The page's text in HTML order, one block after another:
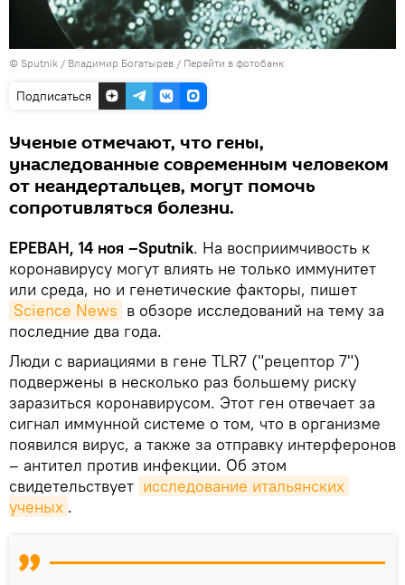
© Sputnik / Владимир Богатырев / Перейти в фотобанк
Подписаться
Ученые отмечают, что гены,
унаследованные современным человеком
от неандертальцев, могут помочь
сопротивляться болезни.
ЕРЕВАН, 14 ноя –Sputnik. На восприимчивость к
коронавирусу могут влиять не только иммунитет
или среда, но и генетические факторы, пишет
Science News в обзоре исследований на тему за
последние два года.
Люди с вариациями в гене TLR7 ("рецептор 7")
подвержены в несколько раз большему риску
заразиться коронавирусом. Этот ген отвечает за
сигнал иммунной системе о том, что в организме
появился вирус, а также за отправку интерферонов
– антител против инфекции. Об этом
свидетельствует исследование итальянских
ученых .